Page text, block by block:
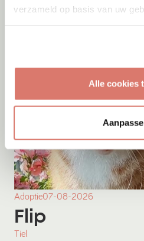
verzameld op basis van uw
Alle cookies
Adoptie07-08-2026
Flip
Tiel